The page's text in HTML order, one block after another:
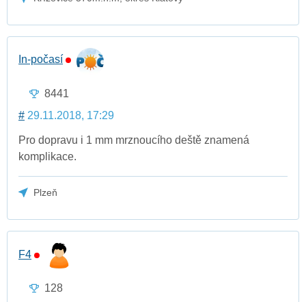
In-počasí
8441
# 29.11.2018, 17:29
Pro dopravu i 1 mm mrznoucího deště znamená
komplikace.
Plzeň
F4
128